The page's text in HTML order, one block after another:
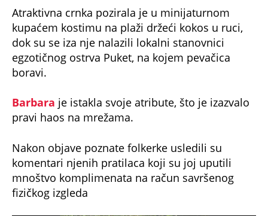
Atraktivna crnka pozirala je u minijaturnom
kupaćem kostimu na plaži držeći kokos u ruci,
dok su se iza nje nalazili lokalni stanovnici
egzotičnog ostrva Puket, na kojem pevačica
boravi.
Barbara je istakla svoje atribute, što je izazvalo
pravi haos na mrežama.
Nakon objave poznate folkerke usledili su
komentari njenih pratilaca koji su joj uputili
mnoštvo komplimenata na račun savršenog
fizičkog izgleda